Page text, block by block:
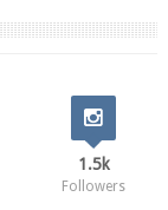
1.5k
Followers